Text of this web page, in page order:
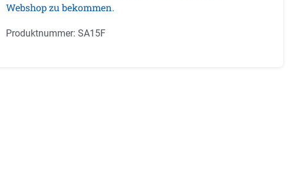
Webshop zu bekommen.
Produktnummer: SA15F